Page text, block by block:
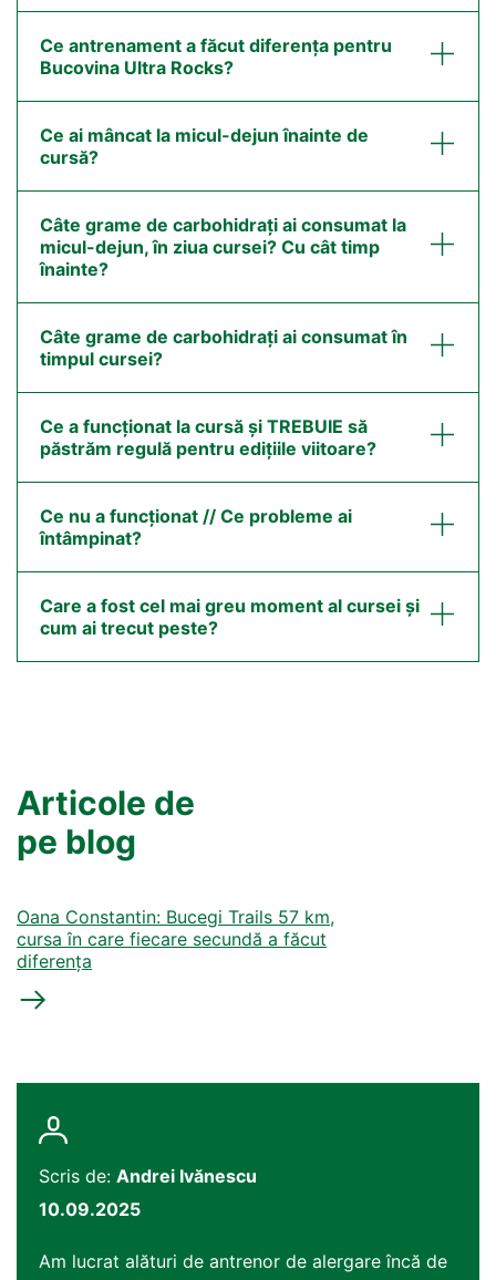
Ce antrenament a făcut diferența pentru
Bucovina Ultra Rocks?
Ce ai mâncat la micul-dejun înainte de
cursă?
Câte grame de carbohidrați ai consumat la
micul-dejun, în ziua cursei? Cu cât timp
înainte?
Câte grame de carbohidrați ai consumat în
timpul cursei?
Ce a funcționat la cursă și TREBUIE să
păstrăm regulă pentru edițiile viitoare?
Ce nu a funcționat // Ce probleme ai
întâmpinat?
Care a fost cel mai greu moment al cursei și
cum ai trecut peste?
Articole de
pe blog
Oana Constantin: Bucegi Trails 57 km,
cursa în care fiecare secundă a făcut
diferența
Scris de: Andrei Ivănescu
10.09.2025
Am lucrat alături de antrenor de alergare încă de